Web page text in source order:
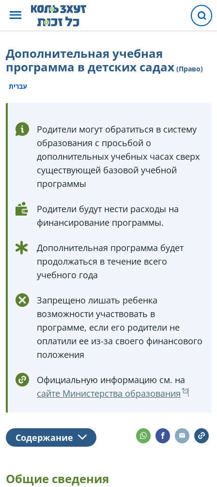
Дополнительная учебная
программа в детских садах (Право)
עברית
Родители могут обратиться в систему
образования с просьбой о
дополнительных учебных часах сверх
существующей базовой учебной
программы
Родители будут нести расходы на
финансирование программы.
Дополнительная программа будет
продолжаться в течение всего
учебного года
Запрещено лишать ребенка
возможности участвовать в
программе, если его родители не
оплатили ее из-за своего финансового
положения
Официальную информацию см. на
сайте Министерства образования
Содержание
Общие сведения